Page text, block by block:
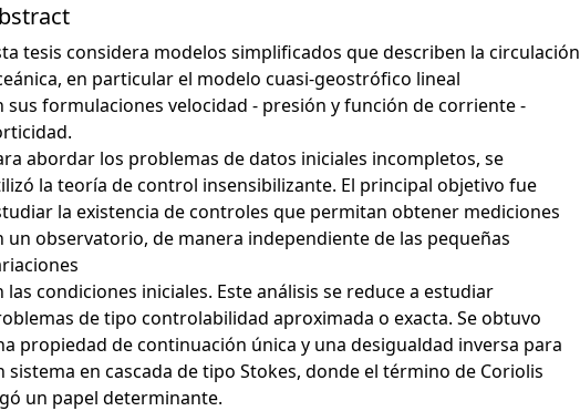
tesis considera modelos simplificados que describen la circulación
en particular el modelo cuasi-geostrófico lineal
sus formulaciones velocidad - presión y función de corriente -
abordar los problemas de datos iniciales incompletos, se
la teoría de control insensibilizante. El principal objetivo fue
la existencia de controles que permitan obtener mediciones
un observatorio, de manera independiente de las pequeñas
las condiciones iniciales. Este análisis se reduce a estudiar
de tipo controlabilidad aproximada o exacta. Se obtuvo
propiedad de continuación única y una desigualdad inversa para
sistema en cascada de tipo Stokes, donde el término de Coriolis
un papel determinante.